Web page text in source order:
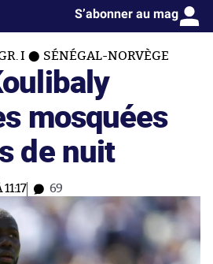
S’abonner au mag
I SÉNÉGAL-NORVÈGE
mosquées
de nuit
69